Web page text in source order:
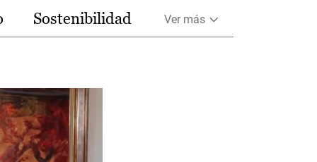
Sostenibilidad Ver más